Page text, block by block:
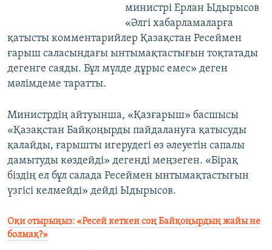
министрі Ерлан Ыдырысов
«Әлгі хабарламаларға
қатысты комментарийлер Қазақстан Ресеймен
ғарыш саласындағы ынтымақтастығын тоқтатады
дегенге саяды. Бұл мүлде дұрыс емес» деген
мәлімдеме таратты.
Министрдің айтуынша, «Қазғарыш» басшысы
«Қазақстан Байқоңырды пайдалануға қатысуды
қалайды, ғарышты игерудегі өз әлеуетін сапалы
дамытуды көздейді» дегенді меңзеген. «Бірақ
біздің ел бұл салада Ресеймен ынтымақтастығын
үзгісі келмейді» дейді Ыдырысов.
Оқи отырыңыз: «Ресей кеткен соң Байқоңырдың жайы не
болмақ?»